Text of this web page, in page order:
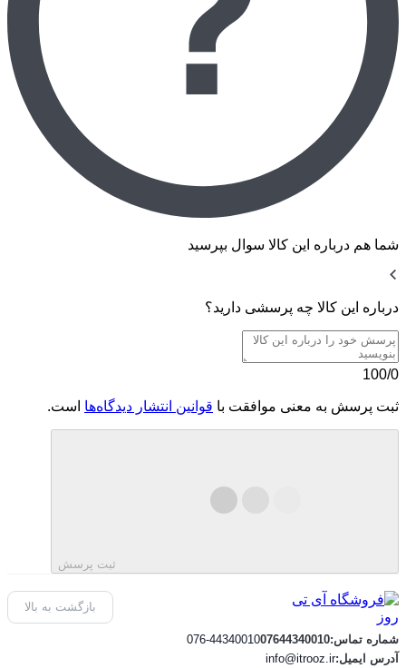
شما هم درباره این کالا سوال بپرسید
درباره این کالا چه پرسشی دارید؟
100/0
ثبت پرسش به معنی موافقت با قوانین انتشار دیدگاه‌ها است.
ثبت پرسش
شماره تماس:07644340010
076-44340010
آدرس ایمیل:info@itrooz.ir
بازگشت به بالا